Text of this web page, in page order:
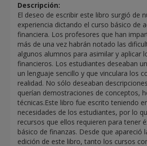
Descripción:
El deseo de escribir este libro surgió de
experiencia dictando el curso básico de
financiera. Los profesores que han
más de una vez habrán notado las
algunos alumnos para asimilar y aplicar
financieros. Los estudiantes deseaban
un lenguaje sencillo y que vinculara los
realidad. No sólo deseaban
querían demostraciones de conceptos,
técnicas.Este libro fue escrito teniendo
necesidades de los estudiantes, por lo
recursos que ellos requieren para tener
básico de finanzas. Desde que apareció
edición de este libro, tanto los cursos